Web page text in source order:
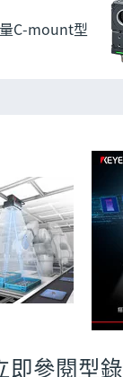
C-mount型
即參閱型錄